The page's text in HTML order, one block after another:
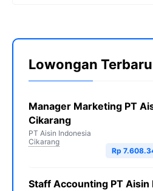
Lowongan Terbaru
Manager Marketing PT
Cikarang
PT Aisin Indonesia
Cikarang
Rp
Staff Accounting PT Aisin